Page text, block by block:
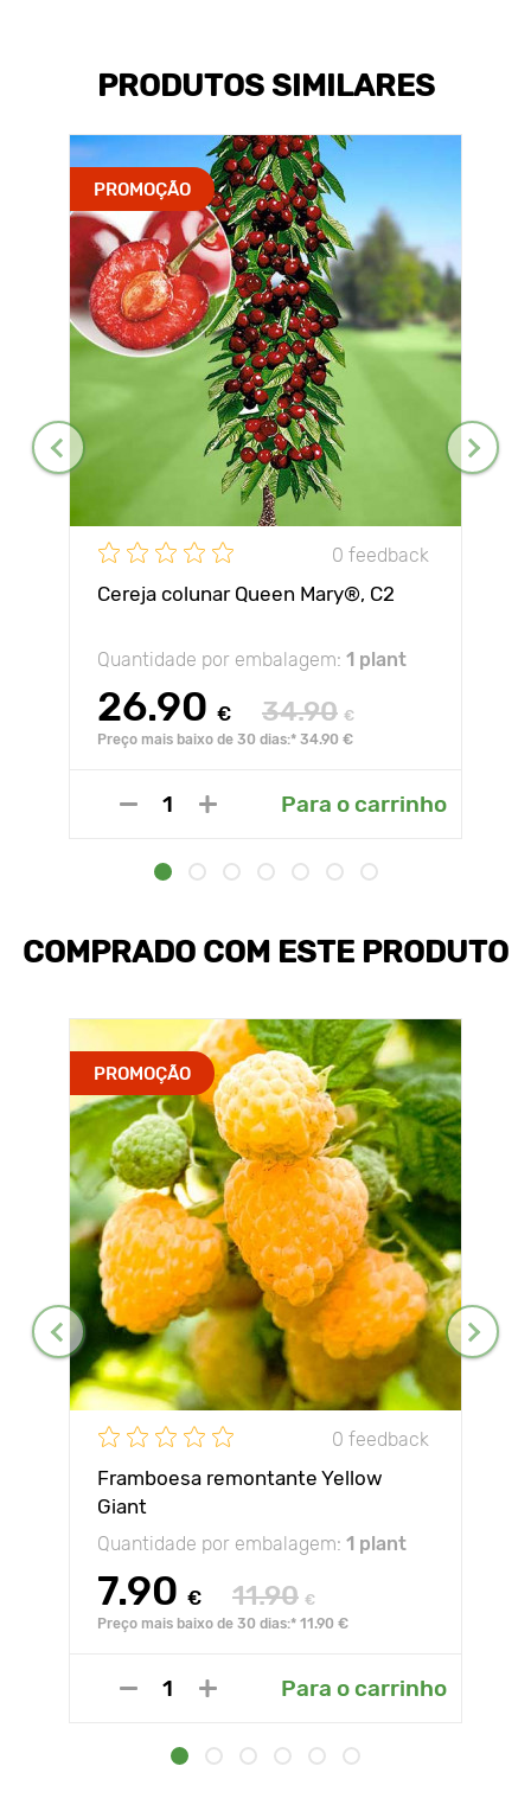
PRODUTOS SIMILARES
PROMOÇÃO
0 feedback
Cereja colunar Queen Mary®, C2
Quantidade por embalagem: 1 plant
26.90 € 34.90 €
Preço mais baixo de 30 dias:* 34.90 €
Para o carrinho
COMPRADO COM ESTE PRODUTO
PROMOÇÃO
0 feedback
Framboesa remontante Yellow
Giant
Quantidade por embalagem: 1 plant
7.90 € 11.90 €
Preço mais baixo de 30 dias:* 11.90 €
Para o carrinho